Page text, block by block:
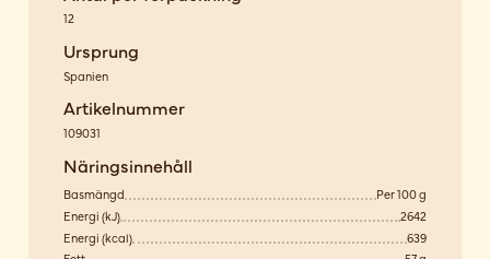
12
Ursprung
Spanien
Artikelnummer
109031
Näringsinnehåll
Basmängd
Per 100 g
Energi (kJ)
2642
Energi (kcal)
639